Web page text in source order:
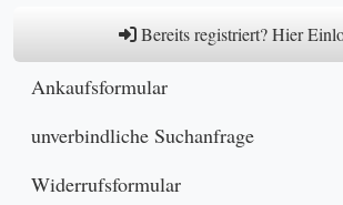
Bereits registriert? Hier
Ankaufsformular
unverbindliche Suchanfrage
Widerrufsformular